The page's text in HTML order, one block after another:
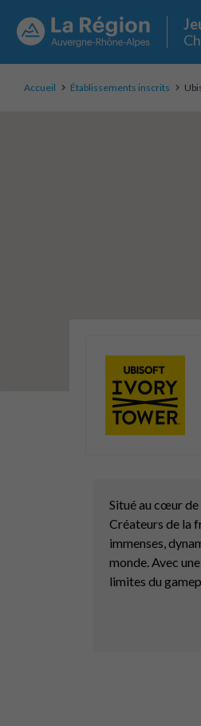
Accueil Établissements inscrits
Situé au cœur
Créateurs de la
immenses,
monde. Avec
limites du